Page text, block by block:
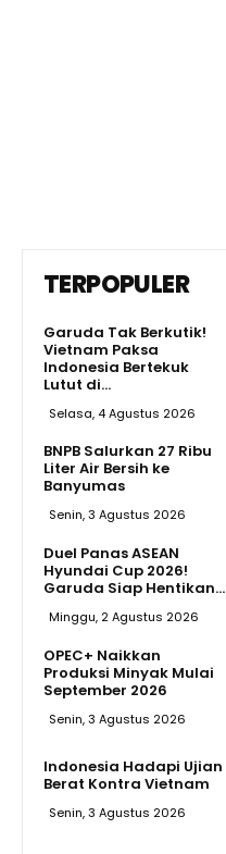
TERPOPULER
Garuda Tak Berkutik!
Vietnam Paksa
Indonesia Bertekuk
Lutut di...
Selasa, 4 Agustus 2026
BNPB Salurkan 27 Ribu
Liter Air Bersih ke
Banyumas
Senin, 3 Agustus 2026
Duel Panas ASEAN
Hyundai Cup 2026!
Garuda Siap Hentikan...
Minggu, 2 Agustus 2026
OPEC+ Naikkan
Produksi Minyak Mulai
September 2026
Senin, 3 Agustus 2026
Indonesia Hadapi Ujian
Berat Kontra Vietnam
Senin, 3 Agustus 2026